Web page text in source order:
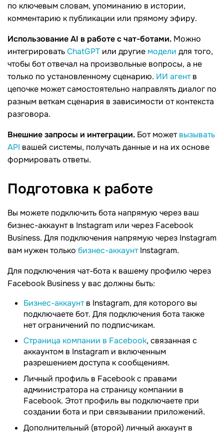
по ключевым словам, упоминанию в истории,
комментарию к публикации или прямому эфиру.
Использование AI в работе с чат-ботами. Можно
интегрироватьChatGPT или другие модели для того,
чтобы бот отвечал на произвольные вопросы, а не
только по установленному сценарию. ИИ агентв
цепочке может самостоятельно направлять диалог по
разным веткам сценария в зависимости от контекста
разговора.
Внешние запросы и интеграции. Бот можетвызывать
API вашей системы, получать данные и на их основе
формировать ответы.
Подготовка к работе
Вы можете подключить бота напрямую через ваш
бизнес-аккаунт в Instagram или через Facebook
Business. Для подключения напрямую через Instagram
вам нужен только бизнес-аккаунтInstagram.
Для подключения чат-бота к вашему профилю через
Facebook Business у вас должны быть:
Бизнес-аккаунтв Instagram, для которого вы
подключаете бот. Для подключения бота также
нет ограничений по подписчикам.
Страница компании в Facebook, связанная с
аккаунтом в Instagram и включенным
разрешением доступа к сообщениям.
Личный профиль в Facebook с правами
администратора на страницу компании в
Facebook. Этот профиль вы подключаете при
создании бота и при связывании приложений.
Дополнительный (второй) личный аккаунт в